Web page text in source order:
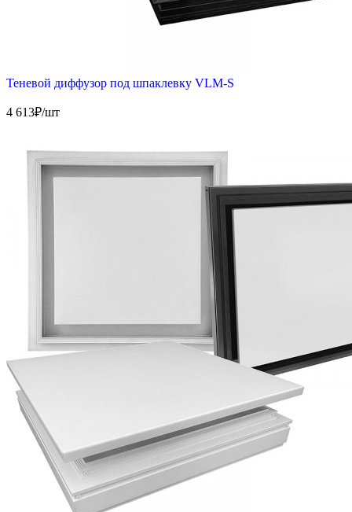
Теневой диффузор под шпаклевку VLM-S
4 613₽/шт